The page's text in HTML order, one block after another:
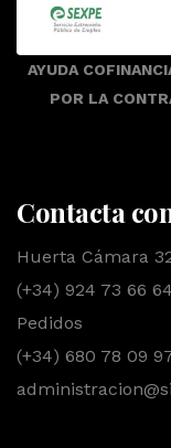
AYUDA
POR LA
Contacta
Huerta Cámara
(+34) 924 73 66 64
Pedidos
(+34) 680 78 09